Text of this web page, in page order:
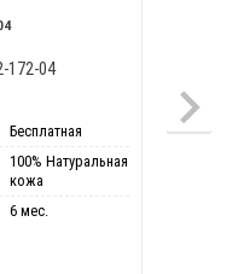
172-04
Бесплатная
100% Натуральная
кожа
6 мес.